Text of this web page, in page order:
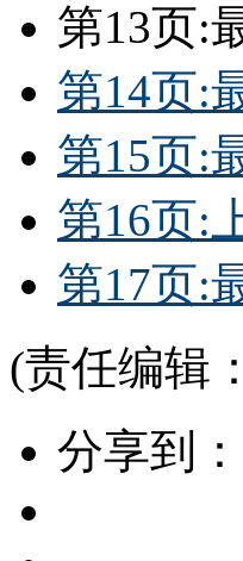
第13页:
第14页:
第15页:
第16页:
第17页:
(责任编辑
分享到：